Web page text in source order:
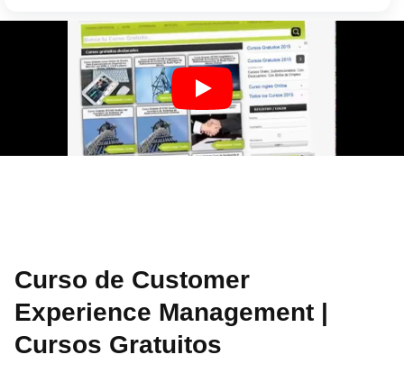
Curso de Customer
Experience Management |
Cursos Gratuitos